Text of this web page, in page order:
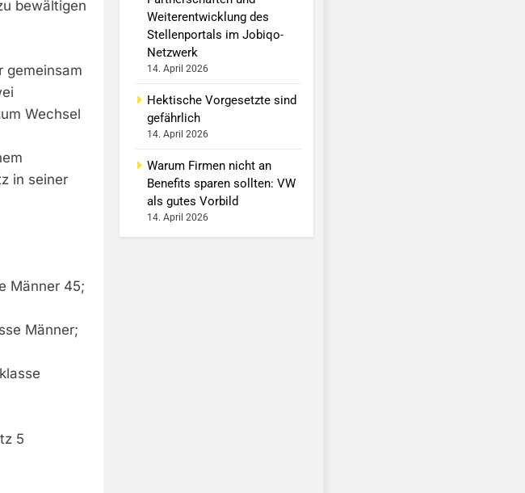
bewältigen
gemeinsam
Wechsel
in seiner
Männer 45;
Männer;
5
Weiterentwicklung des
Stellenportals im Jobiqo-
Netzwerk
14. April 2026
Hektische Vorgesetzte sind
gefährlich
14. April 2026
Warum Firmen nicht an
Benefits sparen sollten: VW
als gutes Vorbild
14. April 2026